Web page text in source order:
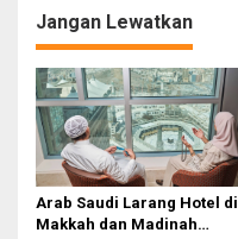
g
a
s
i
p
o
s
Jangan Lewatkan
Arab Saudi Larang Hotel di
Makkah dan Madinah